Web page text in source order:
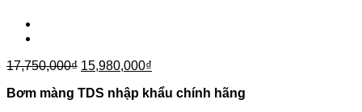
17,750,000₫ Giá
là:
15,980,000₫
tại
Bơm màng TDS nhập khẩu chính hãng